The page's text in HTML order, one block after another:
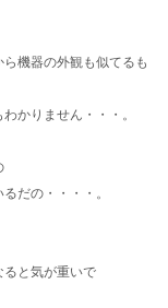
機器の外観も似てるも
かりません・・・。
だの・・・・。
ると気が重いで